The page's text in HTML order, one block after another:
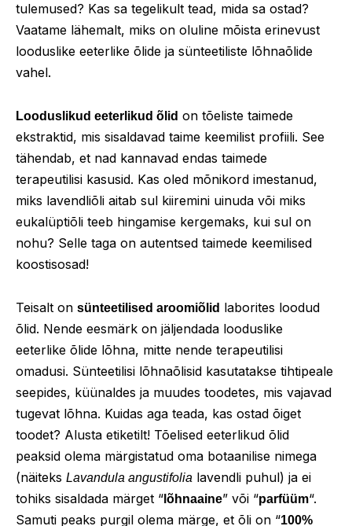
tulemused? Kas sa tegelikult tead, mida sa ostad?
Vaatame lähemalt, miks on oluline mõista erinevust
looduslike eeterlike õlide ja sünteetiliste lõhnaõlide
vahel.
Looduslikud eeterlikud õlid on tõeliste taimede
ekstraktid, mis sisaldavad taime keemilist profiili. See
tähendab, et nad kannavad endas taimede
terapeutilisi kasusid. Kas oled mõnikord imestanud,
miks lavendliõli aitab sul kiiremini uinuda või miks
eukalüptiõli teeb hingamise kergemaks, kui sul on
nohu? Selle taga on autentsed taimede keemilised
koostisosad!
Teisalt on sünteetilised aroomiõlid laborites loodud
õlid. Nende eesmärk on jäljendada looduslike
eeterlike õlide lõhna, mitte nende terapeutilisi
omadusi. Sünteetilisi lõhnaõlisid kasutatakse tihtipeale
seepides, küünaldes ja muudes toodetes, mis vajavad
tugevat lõhna. Kuidas aga teada, kas ostad õiget
toodet? Alusta etiketilt! Tõelised eeterlikud õlid
peaksid olema märgistatud oma botaanilise nimega
(näiteks Lavandula angustifolia lavendli puhul) ja ei
tohiks sisaldada märget “ lõhnaaine” või “parfüüm“.
Samuti peaks purgil olema märge, et õli on “100%